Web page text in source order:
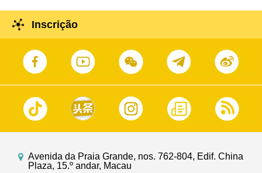
Inscrição
Avenida da Praia Grande, nos. 762-804, Edif. China
Plaza, 15.º andar, Macau